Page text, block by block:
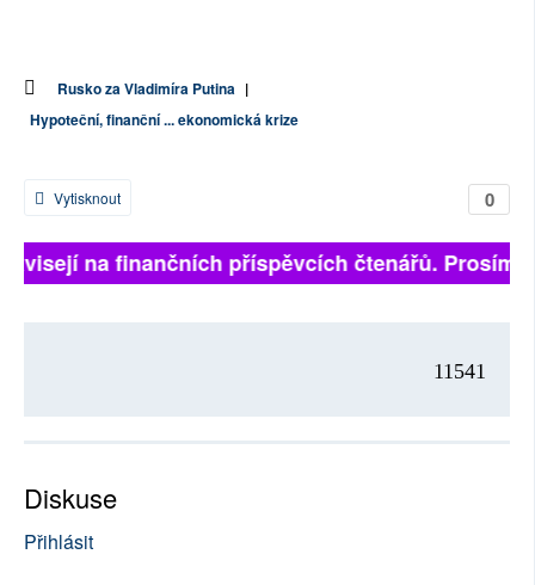
Rusko za Vladimíra Putina |
Hypoteční, finanční ... ekonomická krize
0
Vytisknout
na finančních příspěvcích čtenářů.
11541
Diskuse
Přihlásit